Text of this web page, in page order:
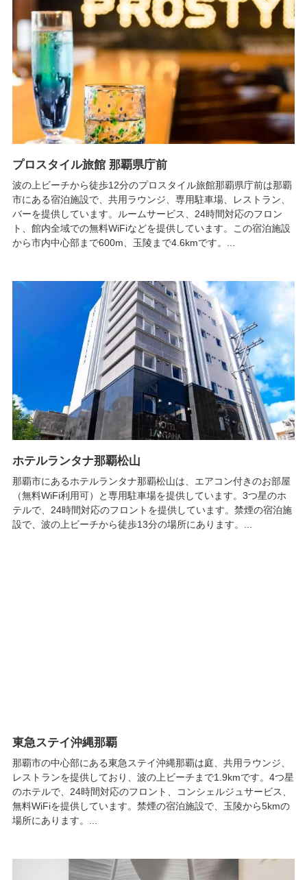
プロスタイル旅館 那覇県庁前
波の上ビーチから徒歩12分のプロスタイル旅館那覇県庁前は那覇
市にある宿泊施設で、共用ラウンジ、専用駐車場、レストラン、
バーを提供しています。ルームサービス、24時間対応のフロン
ト、館内全域での無料WiFiなどを提供しています。この宿泊施設
から市内中心部まで600m、玉陵まで4.6kmです。...
ホテルランタナ那覇松山
那覇市にあるホテルランタナ那覇松山は、エアコン付きのお部屋
（無料WiFi利用可）と専用駐車場を提供しています。3つ星のホ
テルで、24時間対応のフロントを提供しています。禁煙の宿泊施
設で、波の上ビーチから徒歩13分の場所にあります。...
東急ステイ沖縄那覇
那覇市の中心部にある東急ステイ沖縄那覇は庭、共用ラウンジ、
レストランを提供しており、波の上ビーチまで1.9kmです。4つ星
のホテルで、24時間対応のフロント、コンシェルジュサービス、
無料WiFiを提供しています。禁煙の宿泊施設で、玉陵から5kmの
場所にあります。...